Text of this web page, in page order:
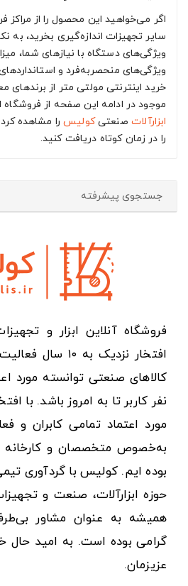
اگر می‌خواهید این محصول را از مراکز
سایر تجهیزات اندازه‌گیری بخرید، به
ویژگی‌های دستگاه با نیازهای شما،
ویژگی‌های منحصربه‌فرد و
خرید اینترنتی مولتی متر از برندهای
موجود در ادامه این صفحه از فروشگاه
ابزارآلات صنعتیکولیسرا مشاهده
را در زمان کوتاه دریافت کنید.
جستجوی پیشرفته
فروشگاه آنلاین ابزار و
افتخار نزدیک به
نفر کاربر تا به امروز باشد. با
مورد اعتماد تمامی کابران و
به‌خصوص متخصصان و
بوده ایم. کولیس با گردآوری
حوزه ابزارآلات، صنعت و
همیشه به عنوان مشاور
گرامی بوده است. به امید حال
عزیزمان.